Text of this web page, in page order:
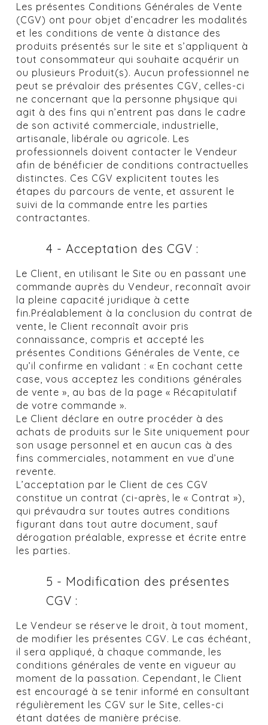
Les présentes Conditions Générales de Vente
(CGV) ont pour objet d’encadrer les modalités
et les conditions de vente à distance des
produits présentés sur le site et s’appliquent à
tout consommateur qui souhaite acquérir un
ou plusieurs Produit(s). Aucun professionnel ne
peut se prévaloir des présentes CGV, celles-ci
ne concernant que la personne physique qui
agit à des fins qui n’entrent pas dans le cadre
de son activité commerciale, industrielle,
artisanale, libérale ou agricole. Les
professionnels doivent contacter le Vendeur
afin de bénéficier de conditions contractuelles
distinctes. Ces CGV explicitent toutes les
étapes du parcours de vente, et assurent le
suivi de la commande entre les parties
contractantes.
4 - Acceptation des CGV :
Le Client, en utilisant le Site ou en passant une
commande auprès du Vendeur, reconnaît avoir
la pleine capacité juridique à cette
fin.Préalablement à la conclusion du contrat de
vente, le Client reconnaît avoir pris
connaissance, compris et accepté les
présentes Conditions Générales de Vente, ce
qu’il confirme en validant : « En cochant cette
case, vous acceptez les conditions générales
de vente », au bas de la page « Récapitulatif
de votre commande ».
Le Client déclare en outre procéder à des
achats de produits sur le Site uniquement pour
son usage personnel et en aucun cas à des
fins commerciales, notamment en vue d’une
revente.
L’acceptation par le Client de ces CGV
constitue un contrat (ci-après, le « Contrat »),
qui prévaudra sur toutes autres conditions
figurant dans tout autre document, sauf
dérogation préalable, expresse et écrite entre
les parties.
5 - Modification des présentes
CGV :
Le Vendeur se réserve le droit, à tout moment,
de modifier les présentes CGV. Le cas échéant,
il sera appliqué, à chaque commande, les
conditions générales de vente en vigueur au
moment de la passation. Cependant, le Client
est encouragé à se tenir informé en consultant
régulièrement les CGV sur le Site, celles-ci
étant datées de manière précise.